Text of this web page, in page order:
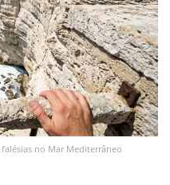
no Mar Mediterrâneo